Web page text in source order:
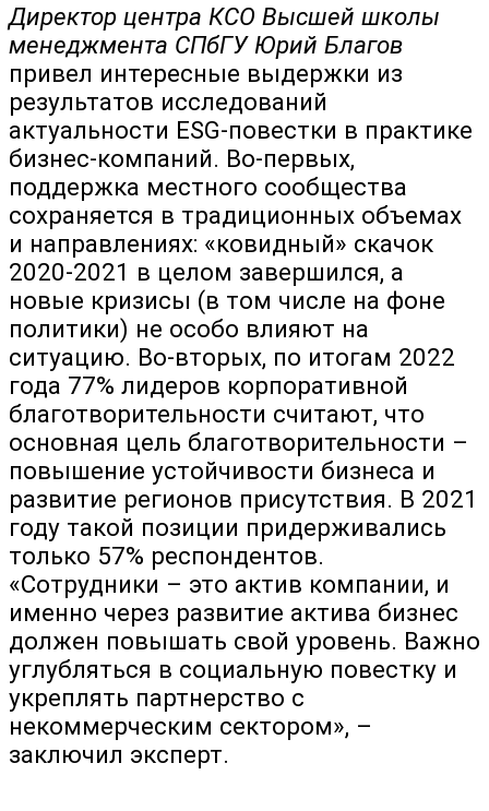
Директор центра КСО Высшей школы
менеджмента СПбГУ Юрий Благов
привел интересные выдержки из
результатов исследований
актуальности ESG-повестки в практике
бизнес-компаний. Во-первых,
поддержка местного сообщества
сохраняется в традиционных объемах
и направлениях: «ковидный» скачок
2020-2021 в целом завершился, а
новые кризисы (в том числе на фоне
политики) не особо влияют на
ситуацию. Во-вторых, по итогам 2022
года 77% лидеров корпоративной
благотворительности считают, что
основная цель благотворительности –
повышение устойчивости бизнеса и
развитие регионов присутствия. В 2021
году такой позиции придерживались
только 57% респондентов.
«Сотрудники – это актив компании, и
именно через развитие актива бизнес
должен повышать свой уровень. Важно
углубляться в социальную повестку и
укреплять партнерство с
некоммерческим сектором», –
заключил эксперт.